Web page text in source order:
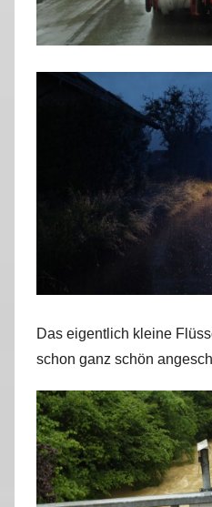
Das eigentlich kleine
schon ganz schön